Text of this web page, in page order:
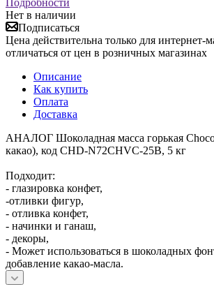
Нет в наличии
Подписаться
Цена действительна только для интернет-
отличаться от цен в розничных магазинах
Описание
Как купить
Оплата
Доставка
АНАЛОГ Шоколадная масса горькая
какао), код CHD-N72CHVC-25B, 5 кг
Подходит:
- глазировка конфет,
-отливки фигур,
- отливка конфет,
- начинки и ганаш,
- декоры,
- Может использоваться в шоколадных
добавление какао-масла.